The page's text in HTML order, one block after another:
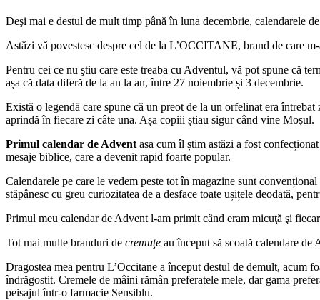
Deşi mai e destul de mult timp până în luna decembrie, calendarele
Astăzi vă povestesc despre cel de la L’OCCITANE, brand de care
Pentru cei ce nu ştiu care este treaba cu Adventul, vă pot spune că
așa că data diferă de la an la an, între 27 noiembrie și 3 decembrie.
Există o legendă care spune că un preot de la un orfelinat era
aprindă în fiecare zi câte una. Așa copiii știau sigur când vine Moșul.
Primul calendar de Advent asa cum îl știm astăzi a fost
mesaje biblice, care a devenit rapid foarte popular.
Calendarele pe care le vedem peste tot în magazine sunt
stăpânesc cu greu curiozitatea de a desface toate ușițele deodată,
Primul meu calendar de Advent l-am primit când eram micuţă şi
Tot mai multe branduri de cremuţe au început să scoată calendare
Dragostea mea pentru L’Occitane a început destul de demult, acum
îndrăgostit. Cremele de mâini rămân preferatele mele, dar gama
peisajul într-o farmacie Sensiblu.